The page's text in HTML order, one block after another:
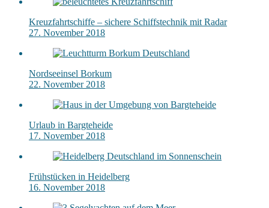
Kreuzfahrtschiffe – sichere Schiffstechnik mit Radar
27. November 2018
Nordseeinsel Borkum
22. November 2018
Urlaub in Bargteheide
17. November 2018
Frühstücken in Heidelberg
16. November 2018